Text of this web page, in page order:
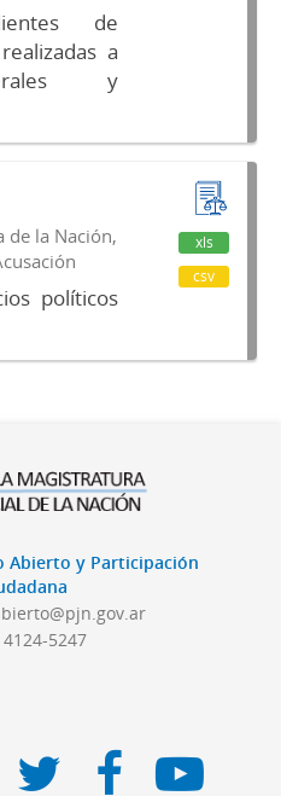
de
a
y
de la Nación,
políticos
xls
csv
Abierto y Participación
4124-5247